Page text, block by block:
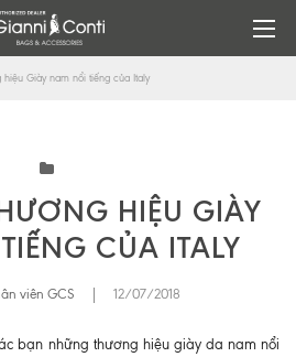
Giày nam nổi tiếng của Italy
HIỆU GIÀY
CỦA ITALY
viên GCS 12/07/2018
bạn những thương hiệu giày da nam nổi